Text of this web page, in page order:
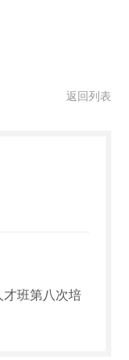
返回列表
班第八次培